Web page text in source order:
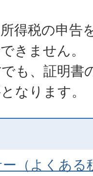
得税の申告
きません。
も、証明書
なります。
（よくある